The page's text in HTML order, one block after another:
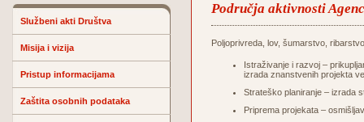
Službeni akti Društva
Misija i vizija
Pristup informacijama
Zaštita osobnih podataka
Područja aktivnosti
Poljoprivreda, lov, šumarstvo,
Istraživanje i razvoj –
izrada znanstvenih projekta
Strateško planiranje – izrada
Priprema projekata –